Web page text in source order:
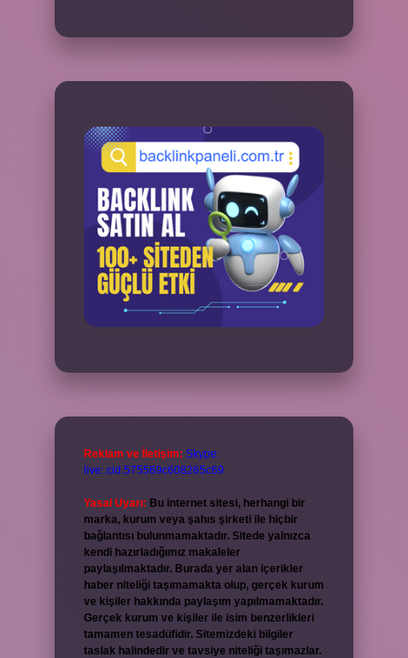
Reklam ve İletişim: Skype:
live:.cid.575569c608265c69
Yasal Uyarı: Bu internet sitesi, herhangi bir
marka, kurum veya şahıs şirketi ile hiçbir
bağlantısı bulunmamaktadır. Sitede yalnızca
kendi hazırladığımız makaleler
paylaşılmaktadır. Burada yer alan içerikler
haber niteliği taşımamakta olup, gerçek kurum
ve kişiler hakkında paylaşım yapılmamaktadır.
Gerçek kurum ve kişiler ile isim benzerlikleri
tamamen tesadüfidir. Sitemizdeki bilgiler
taslak halindedir ve tavsiye niteliği taşımazlar.